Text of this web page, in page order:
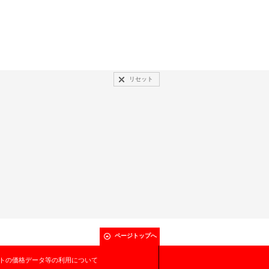
リセット
ページトップへ
の価格データ等の利用について